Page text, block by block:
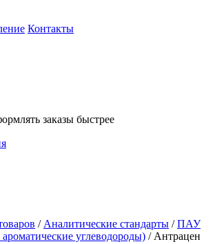
Контакты
заказы быстрее
/ Аналитические стандарты / ПАУ
углеводороды) / Антрацен